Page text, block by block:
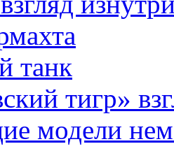
танк
тигр»
модели